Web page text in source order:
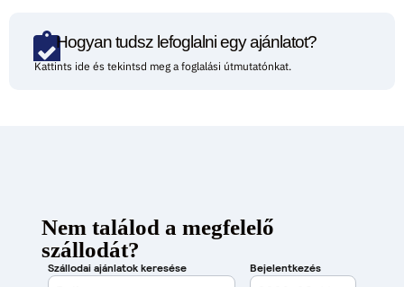
Hogyan tudsz lefoglalni egy ajánlatot?
Kattints ide és tekintsd meg a foglalási útmutatónkat.
Nem találod a megfelelő
szállodát?